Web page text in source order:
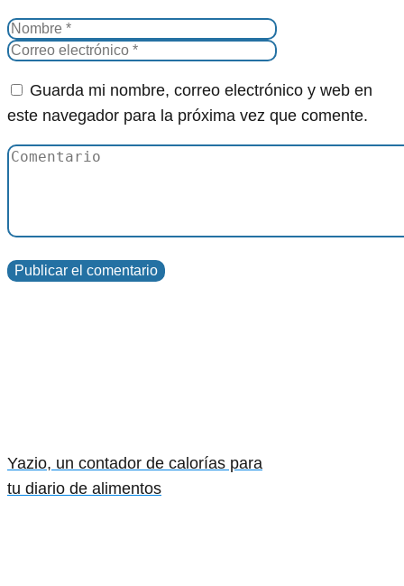
Guarda mi nombre, correo electrónico y web en
este navegador para la próxima vez que comente.
Yazio, un contador de calorías para
tu diario de alimentos